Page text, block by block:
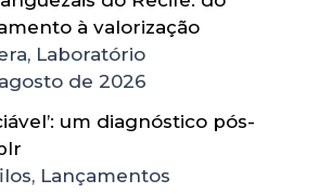
à valorização
Laboratório
de 2026
um diagnóstico pós-
Lançamentos